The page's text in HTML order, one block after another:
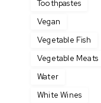
Toothpastes
Vegan
Vegetable Fish
Vegetable Meats
Water
White Wines